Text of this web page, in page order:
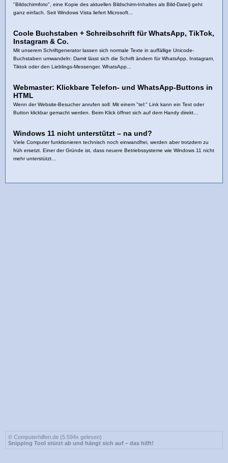
"Bildschirmfoto", eine Kopie des aktuellen Bildschirm-Inhaltes als Bild-Datei) geht
ganz einfach. Seit Windows Vista liefert Microsoft...
Coole Buchstaben + Schreibschrift für WhatsApp, TikTok,
Instagram & Co.
Mit unserem Schriftgenerator lassen sich normale Texte in auffällige Unicode-
Buchstaben umwandeln: Damit lässt sich die Schrift ändern für WhatsApp, Instagram,
Tiktok oder den Lieblings-Messenger. WhatsApp...
Webmaster: Klickbare Telefon- und WhatsApp-Buttons in
HTML
Wenn der Website-Besucher anrufen soll: Mit einem "tel:" Link kann ein Text oder
Button klickbar gemacht werden. Beim Klick öffnet sich auf dem Handy direkt...
Windows 11 nicht unterstützt – na und?
Viele Computer funktionieren technisch noch einwandfrei, werden aber trotzdem zu
früh ersetzt. Einer der Gründe ist, dass neuere Betriebssysteme wie Windows 11 nicht
mehr unterstützt...
© Computerhilfen.de (5.594x gelesen)
Snipping Tool stürzt ab und hängt sich auf – das hilft!